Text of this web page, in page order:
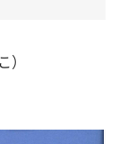
）